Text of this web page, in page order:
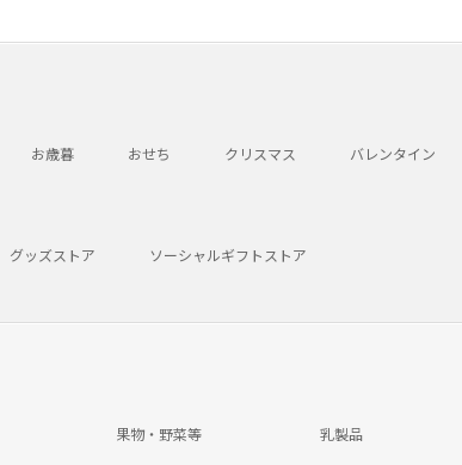
お歳暮 おせち クリスマス バレンタイン
グッズストア ソーシャルギフトストア
果物・野菜等 乳製品